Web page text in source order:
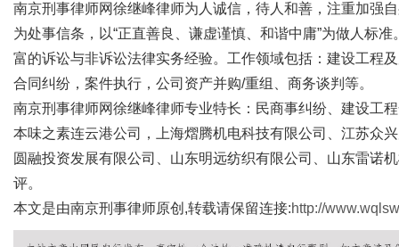
南京刑事律师网徐继峰律师为人诚信，待人和善，注重加强
为处事信条，以“正直善良、谦虚谨慎、和谐中庸”为做人标
富的诉讼与非诉讼法律实务经验。工作领域包括：建设工程
合同纠纷，案件执行，公司资产并购/重组、商务谈判等。
南京刑事律师网徐继峰律师专业特长：民商事纠纷、建设工
本味之素连云港公司，上海熠腾机电科技有限公司、江苏众
圆融投资发展有限公司、山东明远纺织有限公司、山东雷诺
评。
本文是由南京刑事律师原创,转载请保留连接:http://